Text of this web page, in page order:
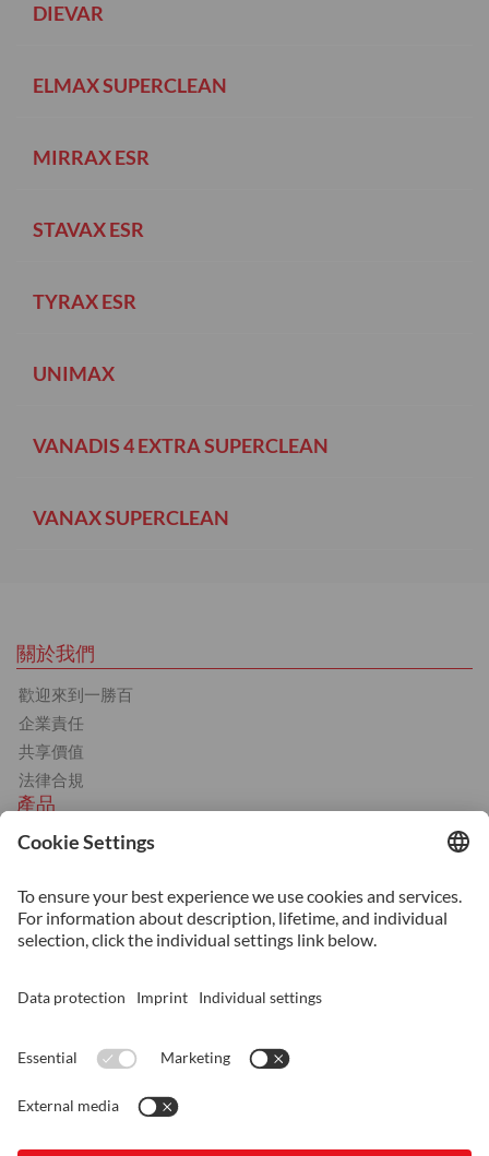
DIEVAR
ELMAX SUPERCLEAN
MIRRAX ESR
STAVAX ESR
TYRAX ESR
UNIMAX
VANADIS 4 EXTRA SUPERCLEAN
VANAX SUPERCLEAN
關於我們
歡迎來到一勝百
企業責任
共享價值
法律合規
產品
冷作
熱作
機械用鋼
服務
熱處理
表面處理